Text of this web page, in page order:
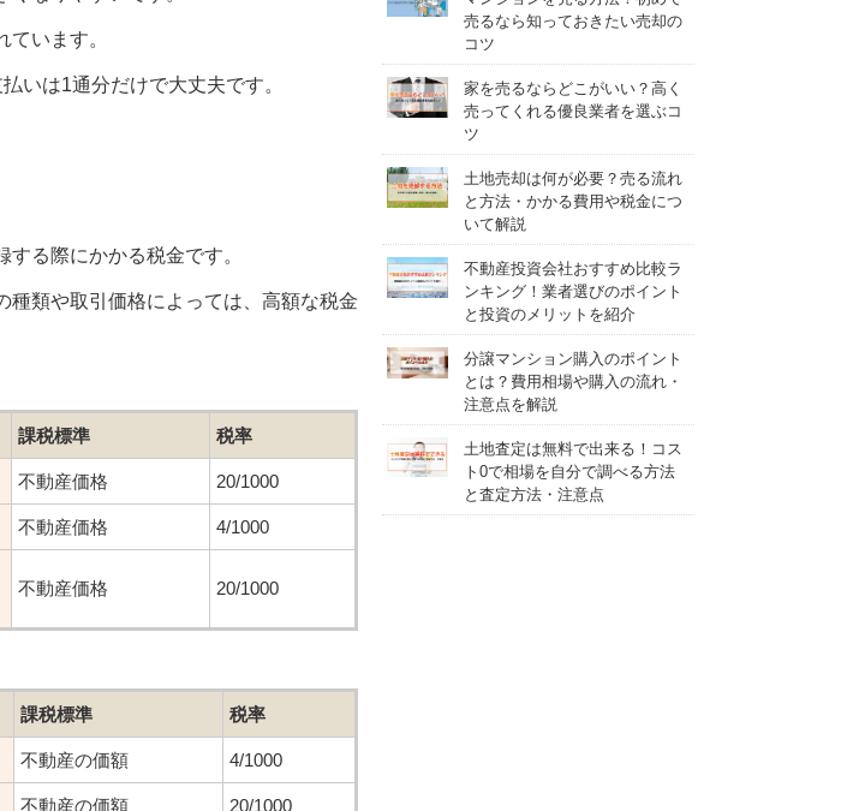
います。
いは1通分だけで大丈夫です。
る際にかかる税金です。
種類や取引価格によっては、高額な税金
課税標準 税率
不動産価格 20/1000
不動産価格 4/1000
不動産価格 20/1000
課税標準 税率
不動産の価額 4/1000
不動産の価額 20/1000
売るなら知っておきたい売却の
コツ
家を売るならどこがいい？高く
売ってくれる優良業者を選ぶコ
ツ
土地売却は何が必要？売る流れ
と方法・かかる費用や税金につ
いて解説
不動産投資会社おすすめ比較ラ
ンキング！業者選びのポイント
と投資のメリットを紹介
分譲マンション購入のポイント
とは？費用相場や購入の流れ・
注意点を解説
土地査定は無料で出来る！コス
ト0で相場を自分で調べる方法
と査定方法・注意点